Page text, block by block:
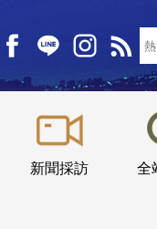
新聞採訪 全